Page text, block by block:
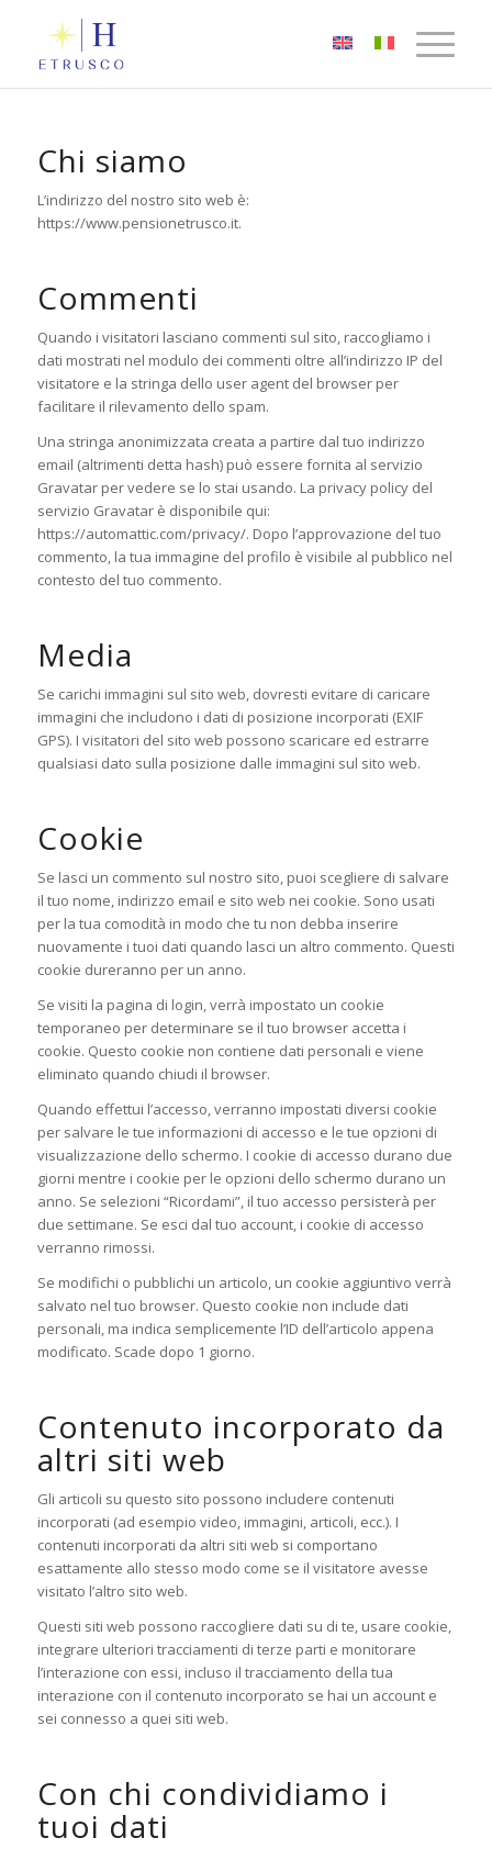
Chi siamo
L’indirizzo del nostro sito web è:
https://www.pensionetrusco.it.
Commenti
Quando i visitatori lasciano commenti sul sito, raccogliamo i
dati mostrati nel modulo dei commenti oltre all’indirizzo IP del
visitatore e la stringa dello user agent del browser per
facilitare il rilevamento dello spam.
Una stringa anonimizzata creata a partire dal tuo indirizzo
email (altrimenti detta hash) può essere fornita al servizio
Gravatar per vedere se lo stai usando. La privacy policy del
servizio Gravatar è disponibile qui:
https://automattic.com/privacy/. Dopo l’approvazione del tuo
commento, la tua immagine del profilo è visibile al pubblico nel
contesto del tuo commento.
Media
Se carichi immagini sul sito web, dovresti evitare di caricare
immagini che includono i dati di posizione incorporati (EXIF
GPS). I visitatori del sito web possono scaricare ed estrarre
qualsiasi dato sulla posizione dalle immagini sul sito web.
Cookie
Se lasci un commento sul nostro sito, puoi scegliere di salvare
il tuo nome, indirizzo email e sito web nei cookie. Sono usati
per la tua comodità in modo che tu non debba inserire
nuovamente i tuoi dati quando lasci un altro commento. Questi
cookie dureranno per un anno.
Se visiti la pagina di login, verrà impostato un cookie
temporaneo per determinare se il tuo browser accetta i
cookie. Questo cookie non contiene dati personali e viene
eliminato quando chiudi il browser.
Quando effettui l’accesso, verranno impostati diversi cookie
per salvare le tue informazioni di accesso e le tue opzioni di
visualizzazione dello schermo. I cookie di accesso durano due
giorni mentre i cookie per le opzioni dello schermo durano un
anno. Se selezioni “Ricordami”, il tuo accesso persisterà per
due settimane. Se esci dal tuo account, i cookie di accesso
verranno rimossi.
Se modifichi o pubblichi un articolo, un cookie aggiuntivo verrà
salvato nel tuo browser. Questo cookie non include dati
personali, ma indica semplicemente l’ID dell’articolo appena
modificato. Scade dopo 1 giorno.
Contenuto incorporato da
altri siti web
Gli articoli su questo sito possono includere contenuti
incorporati (ad esempio video, immagini, articoli, ecc.). I
contenuti incorporati da altri siti web si comportano
esattamente allo stesso modo come se il visitatore avesse
visitato l’altro sito web.
Questi siti web possono raccogliere dati su di te, usare cookie,
integrare ulteriori tracciamenti di terze parti e monitorare
l’interazione con essi, incluso il tracciamento della tua
interazione con il contenuto incorporato se hai un account e
sei connesso a quei siti web.
Con chi condividiamo i
tuoi dati